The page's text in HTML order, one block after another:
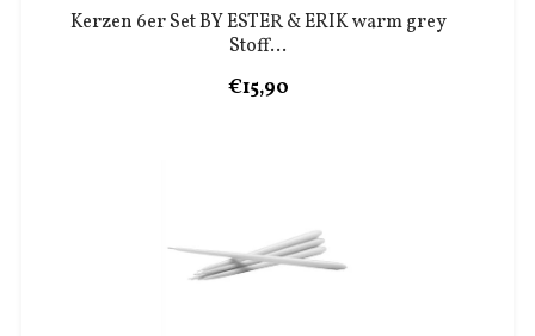
Kerzen 6er Set BY ESTER & ERIK warm grey
Stoff...
€15,90